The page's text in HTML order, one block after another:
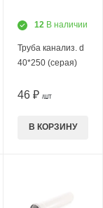
12 В наличии
Труба канализ. d
40*250 (серая)
46 ₽ /ШТ
В КОРЗИНУ